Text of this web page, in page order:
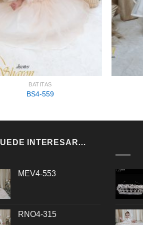
BATITAS
BS4-559
INTERESAR…
MEV4-553
RNO4-315